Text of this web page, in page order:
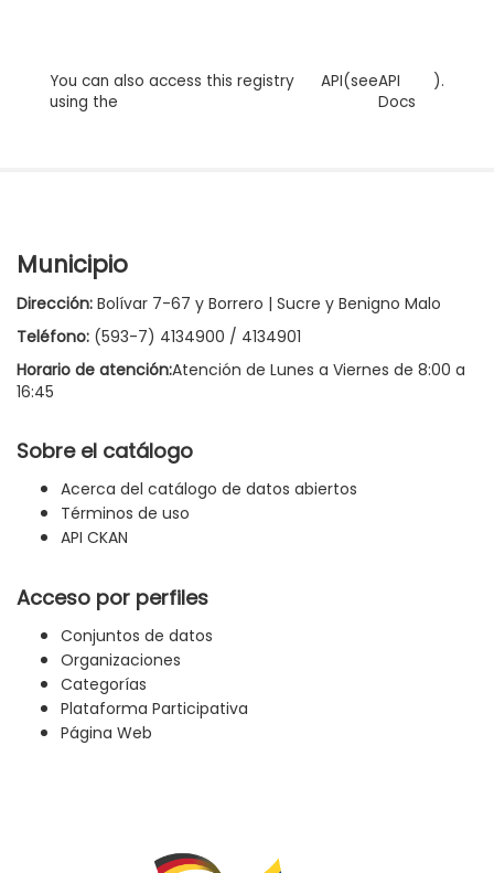
You can also access this registry
using the
API(seeAPI
Docs
).
Municipio
Dirección: Bolívar 7-67 y Borrero | Sucre y Benigno Malo
Teléfono: (593-7) 4134900 / 4134901
Horario de atención:Atención de Lunes a Viernes de 8:00 a
16:45
Sobre el catálogo
Acerca del catálogo de datos abiertos
Términos de uso
API CKAN
Acceso por perfiles
Conjuntos de datos
Organizaciones
Categorías
Plataforma Participativa
Página Web